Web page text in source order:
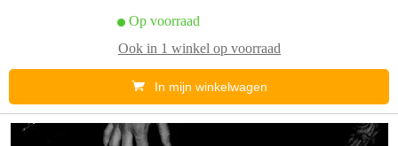
Op voorraad
Ook in 1 winkel op voorraad
In mijn winkelwagen